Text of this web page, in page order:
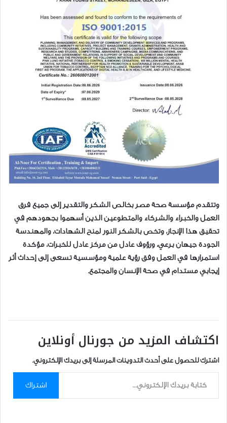
وتتقدم مؤسسة صحة مصر بخالص الشكر والتقدير إلى جميع فرق
العمل والخبراء والشركاء والمتطوعين الذين أسهموا بجهودهم في
تحقيق هذا الإنجاز، وتخص بالشكر النور لمنح الشهادات، والمهندسة
الجودة جيهان برعي، ورؤوف عادل من مركز عادل للخبرات، مؤكدة
استمرارها في العمل وفق رؤية علمية ومؤسسية تسعى إلى إحداث أثر
إيجابي مستدام في صحة الإنسان والمجتمع.
اكتشاف المزيد من جورنال أونلاين
اشترك للحصول على أحدث التدوينات المرسلة إلى بريدك الإلكتروني.
كتابة بريدك الإلكتروني...
اشتراك